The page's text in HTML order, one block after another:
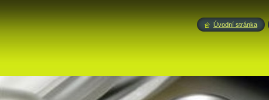
Úvodní stránka